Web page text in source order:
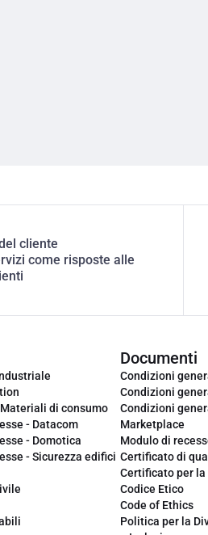
cliente
come risposte alle
di consumo
- Datacom
- Domotica
- Sicurezza edifici
Documenti
Condizioni
Condizioni
Condizioni
Marketplace
Modulo di
Certificato di
Certificato per
Codice Etico
Code of Ethics
Politica per la